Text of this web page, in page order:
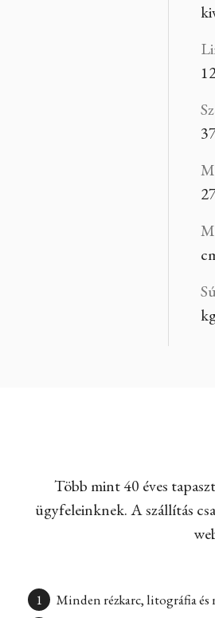
Több mint 40 éves
ügyfeleinknek. A szállítás
Minden rézkarc, litográfia